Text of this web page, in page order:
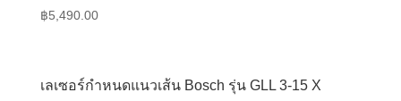
฿5,490.00
เลเซอร์กำหนดแนวเส้น Bosch รุ่น GLL 3-15 X